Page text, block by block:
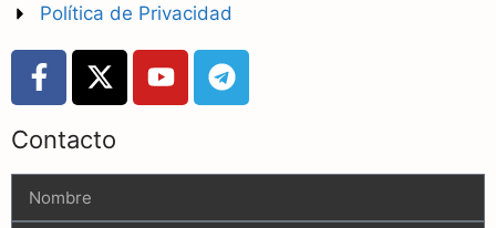
Política de Privacidad
Contacto